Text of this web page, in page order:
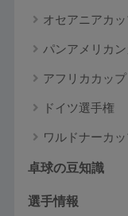
オセアニアカ
パンアメリカ
アフリカカップ
ドイツ選手権
ワルドナーカ
卓球の豆知識
選手情報